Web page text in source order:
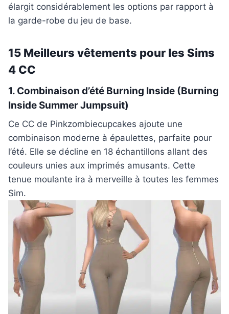
élargit considérablement les options par rapport à
la garde-robe du jeu de base.
15 Meilleurs vêtements pour les Sims
4 CC
1. Combinaison d’été Burning Inside (Burning
Inside Summer Jumpsuit)
Ce CC de Pinkzombiecupcakes ajoute une
combinaison moderne à épaulettes, parfaite pour
l’été. Elle se décline en 18 échantillons allant des
couleurs unies aux imprimés amusants. Cette
tenue moulante ira à merveille à toutes les femmes
Sim.